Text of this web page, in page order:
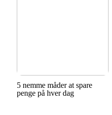
5 nemme måder at spare
penge på hver dag